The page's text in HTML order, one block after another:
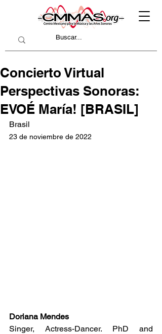
Concierto Virtual
Perspectivas Sonoras:
EVOÉ María! [BRASIL]
Brasil
23 de noviembre de 2022
Doriana Mendes
Singer, Actress-Dancer. PhD and